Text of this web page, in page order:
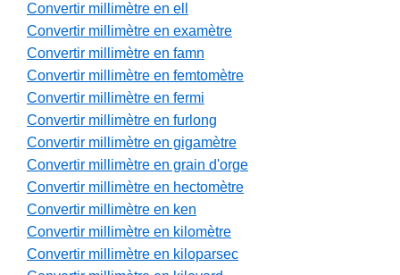
Convertir millimètre en ell
Convertir millimètre en examètre
Convertir millimètre en famn
Convertir millimètre en femtomètre
Convertir millimètre en fermi
Convertir millimètre en furlong
Convertir millimètre en gigamètre
Convertir millimètre en grain d'orge
Convertir millimètre en hectomètre
Convertir millimètre en ken
Convertir millimètre en kilomètre
Convertir millimètre en kiloparsec